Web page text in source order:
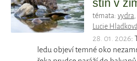
stín v
témata: vydra,
Lucie
28. 01. 2026:
ledu objeví temné oko